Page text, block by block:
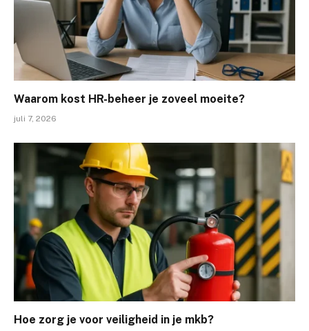
Waarom kost HR-beheer je zoveel moeite?
juli 7, 2026
Hoe zorg je voor veiligheid in je mkb?